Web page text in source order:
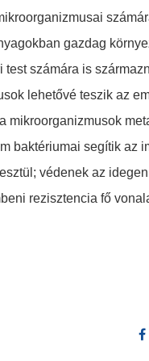
gazdag
test számára is
lehetővé teszik az
mikroorganizmusok
baktériumai segítik az
védenek az
rezisztencia fő